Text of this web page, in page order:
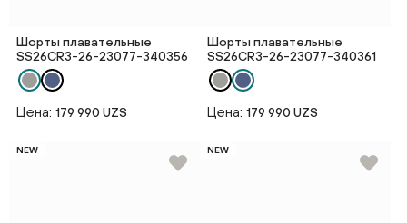
Шорты плавательные
SS26CR3-26-23077-340356
Цена: 179 990 UZS
Шорты плавательные
SS26CR3-26-23077-340361
Цена: 179 990 UZS
NEW NEW